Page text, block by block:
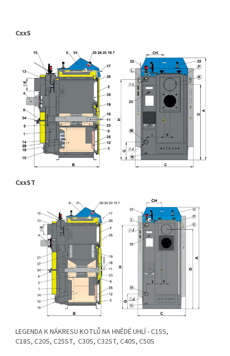
CxxS
CxxST
LEGENDA K NÁKRESU KOTLŮ NA HNĚDÉ UHLÍ - C15S,
C18S, C20S, C25ST, C30S, C32ST, C40S, C50S